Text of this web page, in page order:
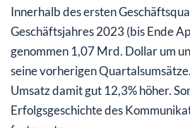
Innerhalb des ersten
Geschäftsjahres 2023 (bis Ende
genommen 1,07 Mrd. Dollar um
seine vorherigen
Umsatz damit gut 12,3% höher.
Erfolgsgeschichte des